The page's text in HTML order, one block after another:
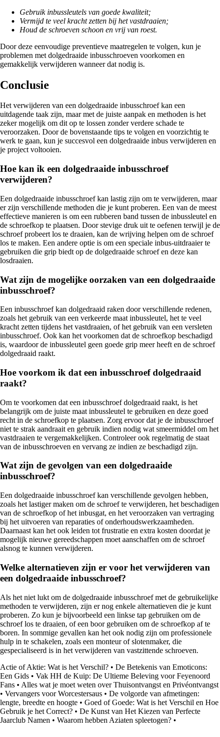
Gebruik inbussleutels van goede kwaliteit;
Vermijd te veel kracht zetten bij het vastdraaien;
Houd de schroeven schoon en vrij van roest.
Door deze eenvoudige preventieve maatregelen te volgen, kun je
problemen met dolgedraaide inbusschroeven voorkomen en
gemakkelijk verwijderen wanneer dat nodig is.
Conclusie
Het verwijderen van een dolgedraaide inbusschroef kan een
uitdagende taak zijn, maar met de juiste aanpak en methoden is het
zeker mogelijk om dit op te lossen zonder verdere schade te
veroorzaken. Door de bovenstaande tips te volgen en voorzichtig te
werk te gaan, kun je succesvol een dolgedraaide inbus verwijderen en
je project voltooien.
Hoe kan ik een dolgedraaide inbusschroef
verwijderen?
Een dolgedraaide inbusschroef kan lastig zijn om te verwijderen, maar
er zijn verschillende methoden die je kunt proberen. Een van de meest
effectieve manieren is om een rubberen band tussen de inbussleutel en
de schroefkop te plaatsen. Door stevige druk uit te oefenen terwijl je de
schroef probeert los te draaien, kan de wrijving helpen om de schroef
los te maken. Een andere optie is om een speciale inbus-uitdraaier te
gebruiken die grip biedt op de dolgedraaide schroef en deze kan
losdraaien.
Wat zijn de mogelijke oorzaken van een dolgedraaide
inbusschroef?
Een inbusschroef kan dolgedraaid raken door verschillende redenen,
zoals het gebruik van een verkeerde maat inbussleutel, het te veel
kracht zetten tijdens het vastdraaien, of het gebruik van een versleten
inbusschroef. Ook kan het voorkomen dat de schroefkop beschadigd
is, waardoor de inbussleutel geen goede grip meer heeft en de schroef
dolgedraaid raakt.
Hoe voorkom ik dat een inbusschroef dolgedraaid
raakt?
Om te voorkomen dat een inbusschroef dolgedraaid raakt, is het
belangrijk om de juiste maat inbussleutel te gebruiken en deze goed
recht in de schroefkop te plaatsen. Zorg ervoor dat je de inbusschroef
niet te strak aandraait en gebruik indien nodig wat smeermiddel om het
vastdraaien te vergemakkelijken. Controleer ook regelmatig de staat
van de inbusschroeven en vervang ze indien ze beschadigd zijn.
Wat zijn de gevolgen van een dolgedraaide
inbusschroef?
Een dolgedraaide inbusschroef kan verschillende gevolgen hebben,
zoals het lastiger maken om de schroef te verwijderen, het beschadigen
van de schroefkop of het inbusgat, en het veroorzaken van vertraging
bij het uitvoeren van reparaties of onderhoudswerkzaamheden.
Daarnaast kan het ook leiden tot frustratie en extra kosten doordat je
mogelijk nieuwe gereedschappen moet aanschaffen om de schroef
alsnog te kunnen verwijderen.
Welke alternatieven zijn er voor het verwijderen van
een dolgedraaide inbusschroef?
Als het niet lukt om de dolgedraaide inbusschroef met de gebruikelijke
methoden te verwijderen, zijn er nog enkele alternatieven die je kunt
proberen. Zo kun je bijvoorbeeld een linkse tap gebruiken om de
schroef los te draaien, of een boor gebruiken om de schroefkop af te
boren. In sommige gevallen kan het ook nodig zijn om professionele
hulp in te schakelen, zoals een monteur of slotenmaker, die
gespecialiseerd is in het verwijderen van vastzittende schroeven.
Actie of Aktie: Wat is het Verschil? • De Betekenis van Emoticons:
Een Gids • Vak HH de Kuip: De Ultieme Beleving voor Feyenoord
Fans • Alles wat je moet weten over Thuisontvangst en Privéontvangst
• Vervangers voor Worcestersaus • De volgorde van afmetingen:
lengte, breedte en hoogte • Goed of Goede: Wat is het Verschil en Hoe
Gebruik je het Correct? • De Kunst van Het Kiezen van Perfecte
Jaarclub Namen • Waarom hebben Aziaten spleetogen? •